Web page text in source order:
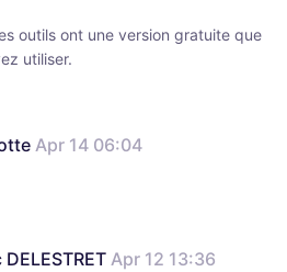
outils ont une version gratuite que
utiliser.
Apr 14 06:04
Apr 12 13:36